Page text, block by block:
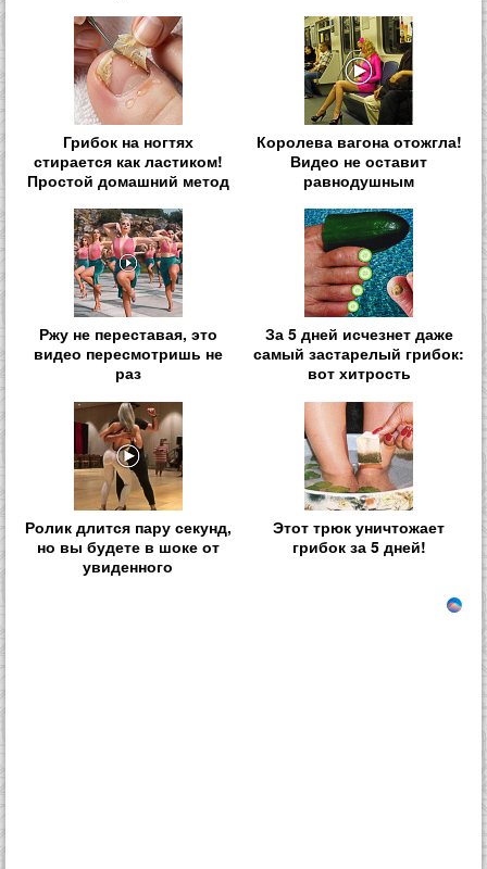
Грибок на ногтях
стирается как ластиком!
Простой домашний метод
Королева вагона отожгла!
Видео не оставит
равнодушным
Ржу не переставая, это
видео пересмотришь не
раз
За 5 дней исчезнет даже
самый застарелый грибок:
вот хитрость
Ролик длится пару секунд,
но вы будете в шоке от
увиденного
Этот трюк уничтожает
грибок за 5 дней!